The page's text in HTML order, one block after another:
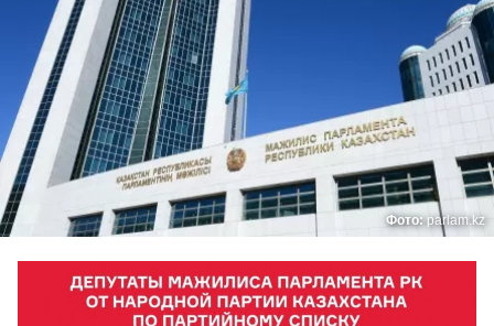
Фото:parlam.kz